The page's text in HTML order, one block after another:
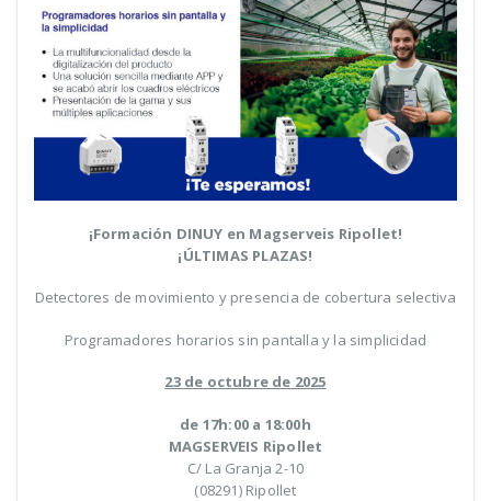
¡Formación DINUY en Magserveis Ripollet!
¡ÚLTIMAS PLAZAS!
Detectores de movimiento y presencia de cobertura selectiva
Programadores horarios sin pantalla y la simplicidad
23 de octubre de 2025
de 17h:00 a 18:00h
MAGSERVEIS Ripollet
C/ La Granja 2-10
(08291) Ripollet